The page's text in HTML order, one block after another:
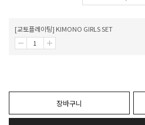
[교토플레이팅] KIMONO GIRLS SET
장바구니